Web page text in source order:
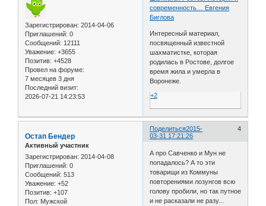
Зарегистрирован: 2014-04-06
Приглашений: 0
Сообщений: 12111
Уважение: +3655
Позитив: +4528
Провел на форуме:
7 месяцев 3 дня
Последний визит:
2026-07-21 14:23:53
современность… Евгения
Биглова
Интересный материал,
посвященный известной
шахматистке, которая
родилась в Ростове, долгое
время жила и умерла в
Воронеже.
+2
Поделиться 4
2015-
03-31 17:21:26
Остап Бендер
Активный участник
Зарегистрирован: 2014-04-08
Приглашений: 0
Сообщений: 513
Уважение: +52
Позитив: +107
Пол: Мужской
А про Савченко и Мун не
попадалось? А то эти
товарищи из Коммуны
повторениями лозунгов всю
голову пробили, но так путное
и не расказали не разу...